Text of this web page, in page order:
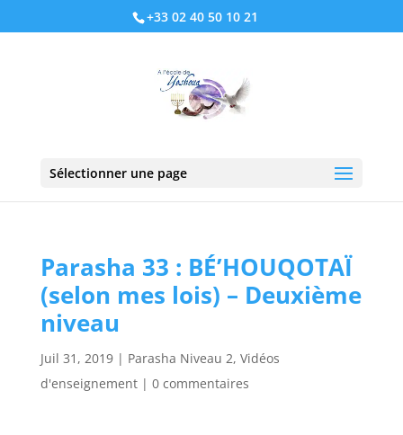
+33 02 40 50 10 21
Sélectionner une page
Parasha 33 : BÉ’HOUQOTAÏ
(selon mes lois) – Deuxième
niveau
Juil 31, 2019| Parasha Niveau 2, Vidéos
d'enseignement| 0 commentaires